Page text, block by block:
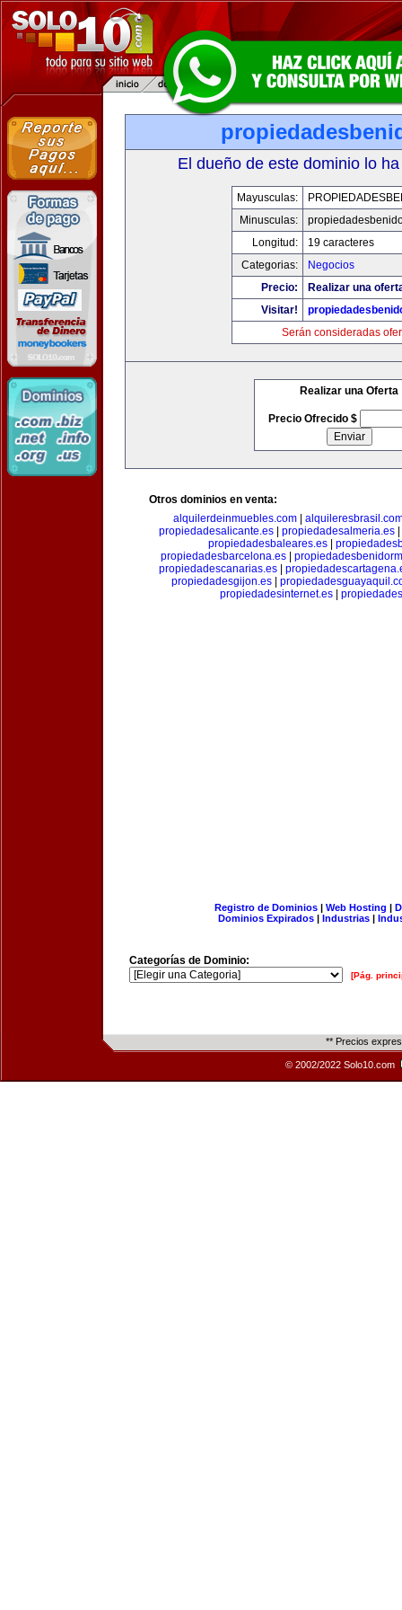
El dueño de este dominio lo
Mayusculas:
Minusculas:
Longitud:
19 caracteres
Categorias:
Negocios
Precio:
Realizar una
Visitar!
Serán consideradas
Realizar una Oferta
Precio Ofrecido $
Otros dominios en venta:
alquilerdeinmuebles.com|
propiedadesalicante.es| propiedadesalmeria.es|
propiedadesbaleares.es
propiedadesbarcelona.es
propiedadescanarias.es|
propiedadesgijon.es
propiedadesinternet.es
Registro de Dominios| Web Hosting |
Dominios Expirados | Industrias |
Categorías de Dominio:
[Pág.
** Precios
© 2002/2022 Solo10.com